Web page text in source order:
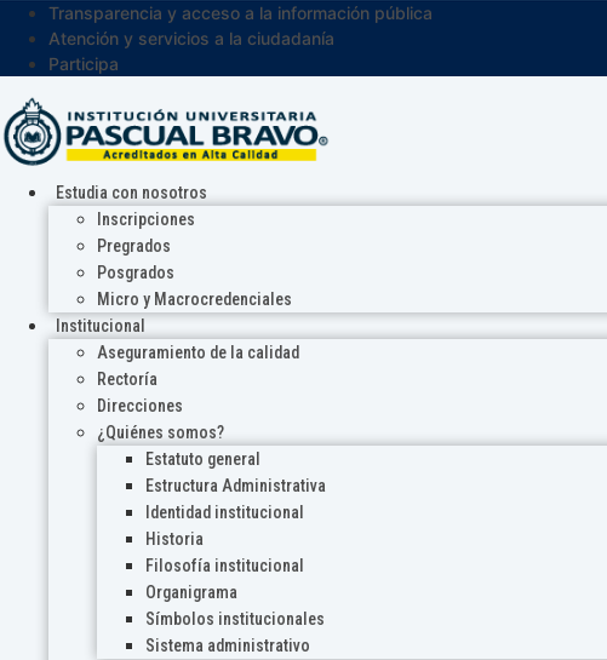
Transparencia y acceso a la información pública
Atención y servicios a la ciudadanía
Participa
Estudia con nosotros
Inscripciones
Pregrados
Posgrados
Micro y Macrocredenciales
Institucional
Aseguramiento de la calidad
Rectoría
Direcciones
¿Quiénes somos?
Estatuto general
Estructura Administrativa
Identidad institucional
Historia
Filosofía institucional
Organigrama
Símbolos institucionales
Sistema administrativo